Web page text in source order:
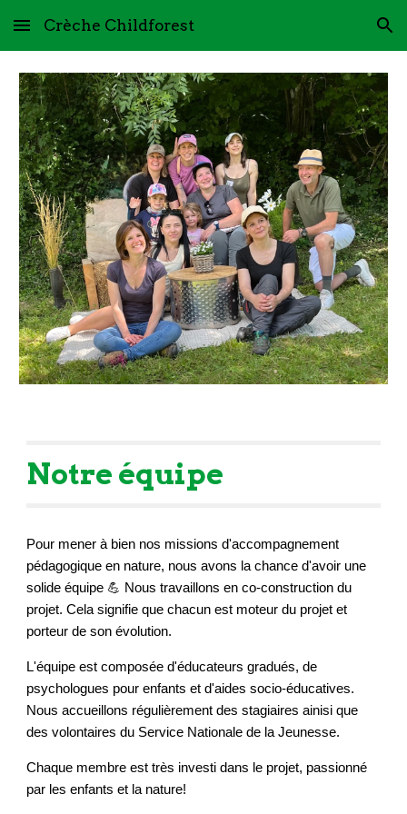
Skip to main content Skip to navigation
Crèche Childforest
Notre équipe
Pour mener à bien nos missions d'accompagnement
pédagogique en nature, nous avons la chance d'avoir une
solide équipe 💪 Nous travaillons en co-construction du
projet. Cela signifie que chacun est moteur du projet et
porteur de son évolution.
L'équipe est composée d'éducateurs gradués, de
psychologues pour enfants et d'aides socio-éducatives.
Nous accueillons régulièrement des stagiaires ainisi que
des volontaires du Service Nationale de la Jeunesse.
Chaque membre est très investi dans le projet, passionné
par les enfants et la nature!